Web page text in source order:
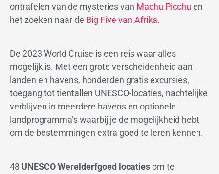
ontrafelen van de mysteries van Machu Picchu en
het zoeken naar de Big Five van Afrika.
De 2023 World Cruise is een reis waar alles
mogelijk is. Met een grote verscheidenheid aan
landen en havens, honderden gratis excursies,
toegang tot tientallen UNESCO-locaties, nachtelijke
verblijven in meerdere havens en optionele
landprogramma’s waarbij je de mogelijkheid hebt
om de bestemmingen extra goed te leren kennen.
48 UNESCO Werelderfgoed locatiesom te